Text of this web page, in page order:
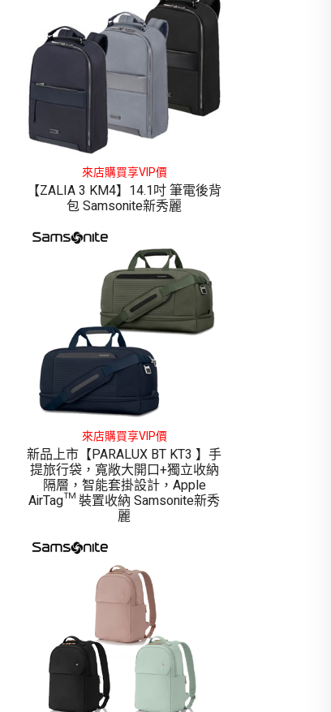
來店購買享VIP價
【ZALIA 3 KM4】14.1吋 筆電後背
包 Samsonite新秀麗
來店購買享VIP價
新品上市【PARALUX BT KT3 】手
提旅行袋，寬敞大開口+獨立收納
隔層，智能套掛設計，Apple
AirTag™ 裝置收納 Samsonite新秀
麗